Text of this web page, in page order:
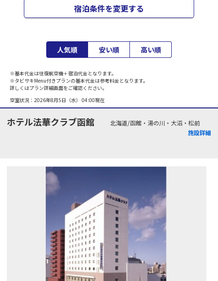
宿泊条件を変更する
人気順 安い順 高い順
※基本代金は往復航空機＋宿泊代金となります。
※タビサキMenu付きプランの基本代金は参考料金となります。
詳しくはプラン詳細画面をご確認ください。
空室状況： 2026年8月5日（水） 04:00現在
ホテル法華クラブ函館
北海道/函館・湯の川・大沼・松前
施設詳細